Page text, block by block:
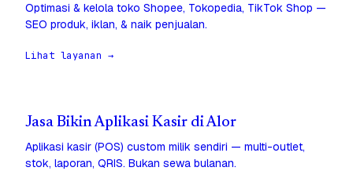
Optimasi & kelola toko Shopee, Tokopedia, TikTok Shop —
SEO produk, iklan, & naik penjualan.
Lihat layanan →
Jasa Bikin Aplikasi Kasir di Alor
Aplikasi kasir (POS) custom milik sendiri — multi-outlet,
stok, laporan, QRIS. Bukan sewa bulanan.